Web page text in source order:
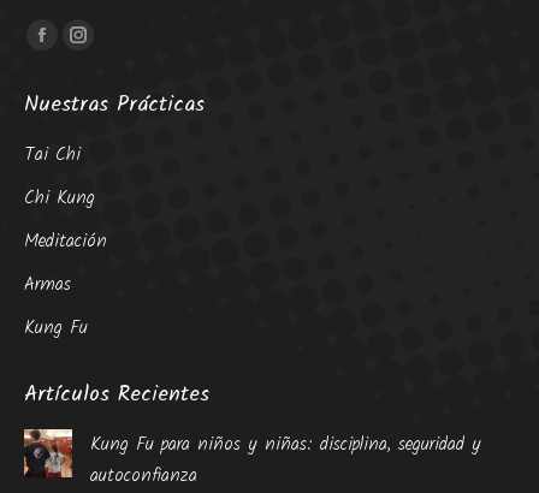
Encuéntranos en:
Facebook
opens
in
window
Instagram
opens
in
window
Nuestras Prácticas
Tai Chi
Chi Kung
Meditación
Armas
Kung Fu
Artículos Recientes
Kung Fu para niños y niñas: disciplina, seguridad y
autoconfianza